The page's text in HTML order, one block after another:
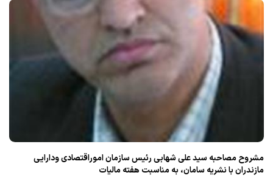
مشروح مصاحبه سید علی شهابی رئیس سازمان اموراقتصادی ودارایی
مازندران با نشریه سامان، به مناسبت هفته مالیات